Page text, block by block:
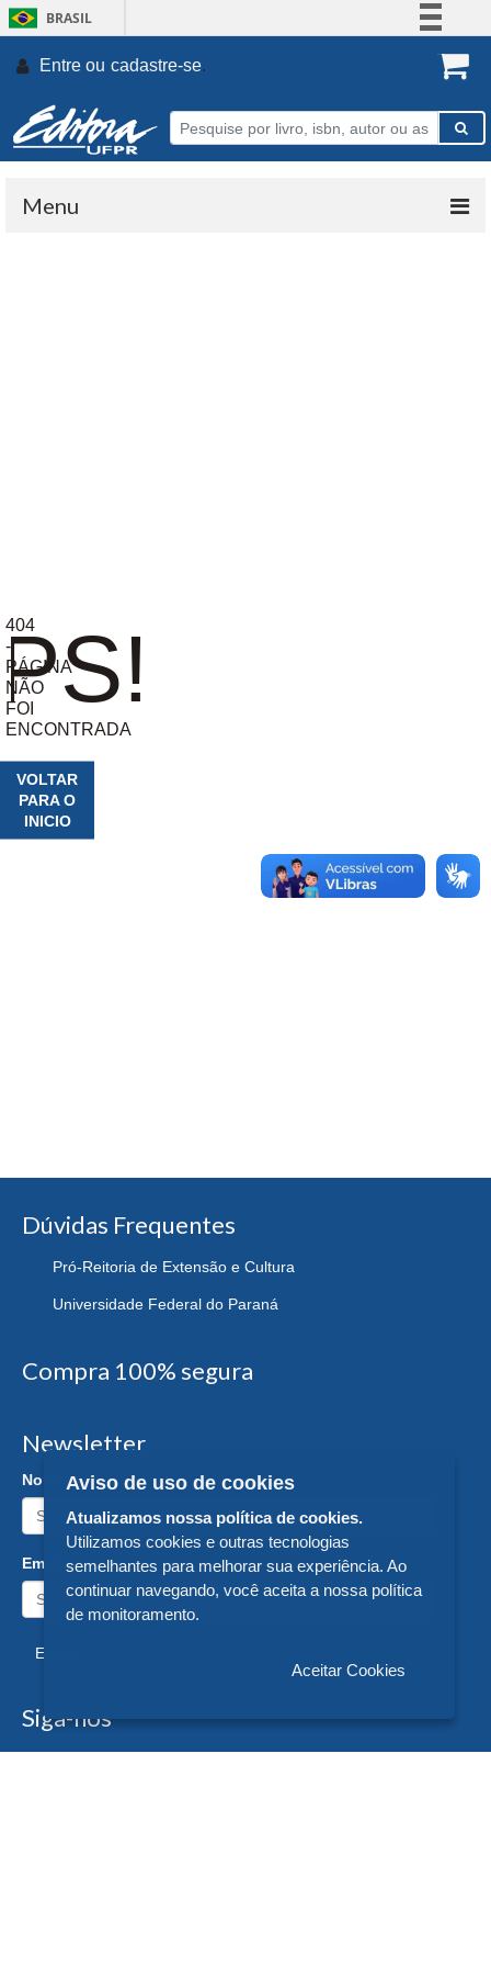
BRASIL
Participe
Entre ou cadastre-se.
Menu
404
-
PÁGINA
NÃO
FOI
ENCONTRADA
VOLTAR
PARA O
INICIO
Dúvidas Frequentes
Pró-Reitoria de Extensão e Cultura
Universidade Federal do Paraná
Compra 100% segura
Newsletter
Nome:
Email:
Enviar
Siga-nos
Aviso de uso de cookies
Atualizamos nossa política de cookies.
Utilizamos cookies e outras tecnologias
semelhantes para melhorar sua experiência. Ao
continuar navegando, você aceita a nossa política
de monitoramento.
Aceitar Cookies